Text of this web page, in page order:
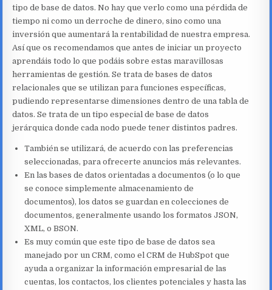
tipo de base de datos. No hay que verlo como una pérdida de
tiempo ni como un derroche de dinero, sino como una
inversión que aumentará la rentabilidad de nuestra empresa.
Así que os recomendamos que antes de iniciar un proyecto
aprendáis todo lo que podáis sobre estas maravillosas
herramientas de gestión. Se trata de bases de datos
relacionales que se utilizan para funciones específicas,
pudiendo representarse dimensiones dentro de una tabla de
datos. Se trata de un tipo especial de base de datos
jerárquica donde cada nodo puede tener distintos padres.
También se utilizará, de acuerdo con las preferencias
seleccionadas, para ofrecerte anuncios más relevantes.
En las bases de datos orientadas a documentos (o lo que
se conoce simplemente almacenamiento de
documentos), los datos se guardan en colecciones de
documentos, generalmente usando los formatos JSON,
XML, o BSON.
Es muy común que este tipo de base de datos sea
manejado por un CRM, como el CRM de HubSpot que
ayuda a organizar la información empresarial de las
cuentas, los contactos, los clientes potenciales y hasta las